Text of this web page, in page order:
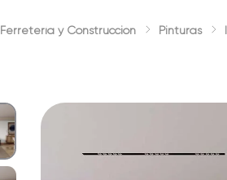
2. sanitario
Ferretería y Construcción Pinturas